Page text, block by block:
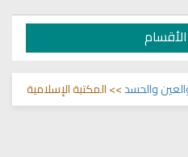
الأقسام
والحسد>> المكتبة الإسلامية 🌾